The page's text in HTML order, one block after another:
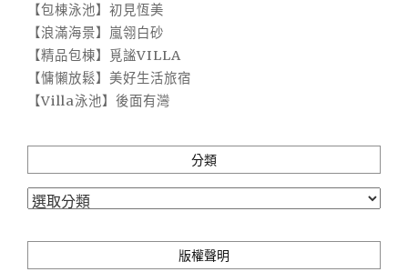
【包棟泳池】初見恆美
【浪滿海景】嵐翎白砂
【精品包棟】覓謐VILLA
【慵懶放鬆】美好生活旅宿
【Villa泳池】後面有灣
分類
分
版權聲明